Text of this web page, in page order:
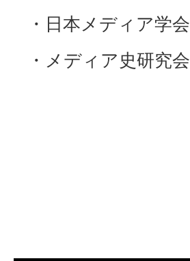
・日本メディア学会
・メディア史研究会